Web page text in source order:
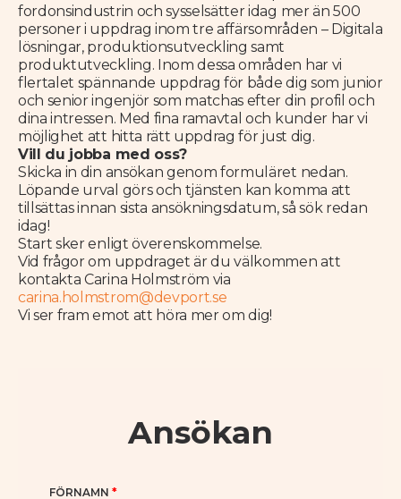
fordonsindustrin och sysselsätter idag mer än 500
personer i uppdrag inom tre affärsområden – Digitala
lösningar, produktionsutveckling samt
produktutveckling. Inom dessa områden har vi
flertalet spännande uppdrag för både dig som junior
och senior ingenjör som matchas efter din profil och
dina intressen. Med fina ramavtal och kunder har vi
möjlighet att hitta rätt uppdrag för just dig.
Vill du jobba med oss?
Skicka in din ansökan genom formuläret nedan.
Löpande urval görs och tjänsten kan komma att
tillsättas innan sista ansökningsdatum, så sök redan
idag!
Start sker enligt överenskommelse.
Vid frågor om uppdraget är du välkommen att
kontakta Carina Holmström via
carina.holmstrom@devport.se
Vi ser fram emot att höra mer om dig!